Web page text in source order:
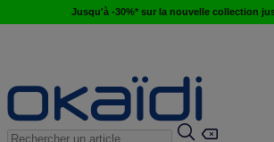
Jusqu'à -30%* sur la nouvelle collection